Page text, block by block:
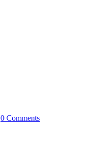
0 Comments